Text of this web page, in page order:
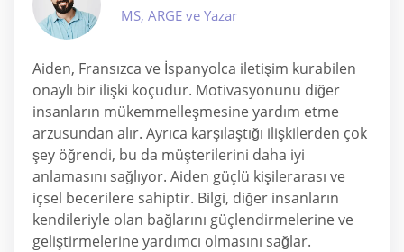
MS, ARGE ve Yazar
Aiden, Fransızca ve İspanyolca iletişim kurabilen
onaylı bir ilişki koçudur. Motivasyonunu diğer
insanların mükemmelleşmesine yardım etme
arzusundan alır. Ayrıca karşılaştığı ilişkilerden çok
şey öğrendi, bu da müşterilerini daha iyi
anlamasını sağlıyor. Aiden güçlü kişilerarası ve
içsel becerilere sahiptir. Bilgi, diğer insanların
kendileriyle olan bağlarını güçlendirmelerine ve
geliştirmelerine yardımcı olmasını sağlar.